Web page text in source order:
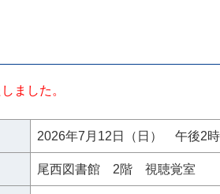
ました。
2026年7月12日（日） 午後2
尾西図書館 2階 視聴覚室